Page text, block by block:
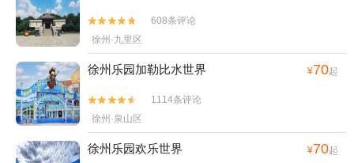


608条评论
徐州·九里区
徐州乐园加勒比水世界 ¥70起


1114条评论
徐州·泉山区
徐州乐园欢乐世界 ¥70起